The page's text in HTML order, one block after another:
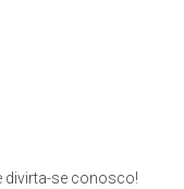
divirta-se conosco!